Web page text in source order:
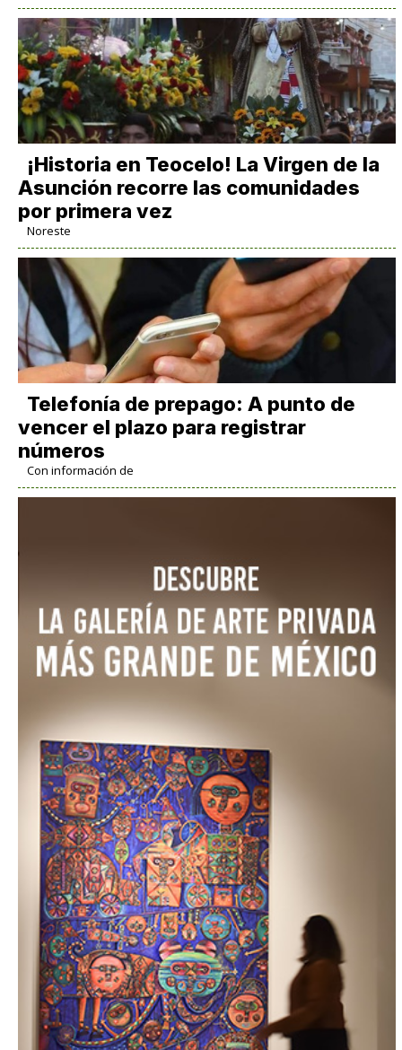
​¡Historia en Teocelo! La Virgen de la
Asunción recorre las comunidades
por primera vez
Noreste
Telefonía de prepago: A punto de
vencer el plazo para registrar
números
Con información de